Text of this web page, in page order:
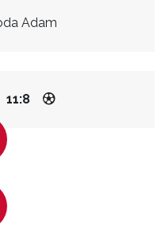
Adam
11:8